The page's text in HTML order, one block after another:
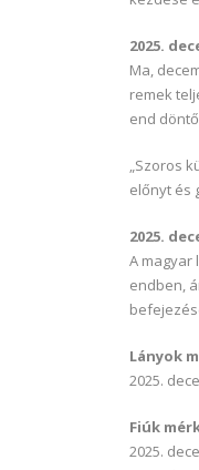
2025.
Ma,
remek
end
„Szoros
előnyt és
2025.
A magyar
endben,
Lányok
2025.
Fiúk
2025.